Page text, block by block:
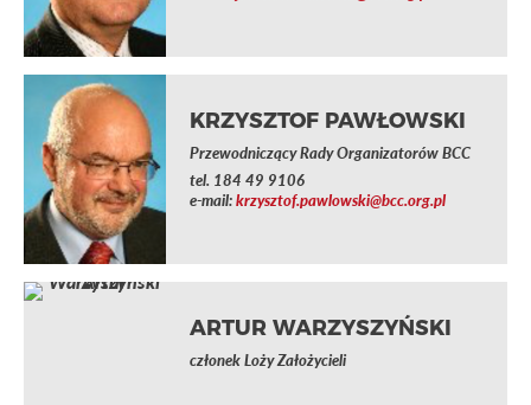
KRZYSZTOF PAWŁOWSKI
Przewodniczący Rady Organizatorów BCC
tel. 184 49 9106
e-mail:krzysztof.pawlowski@bcc.org.pl
ARTUR WARZYSZYŃSKI
członek Loży Założycieli